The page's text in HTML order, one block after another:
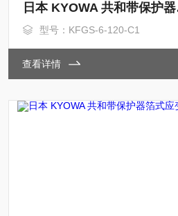
日本
型号：KFGS-6-120-C1
查看详情